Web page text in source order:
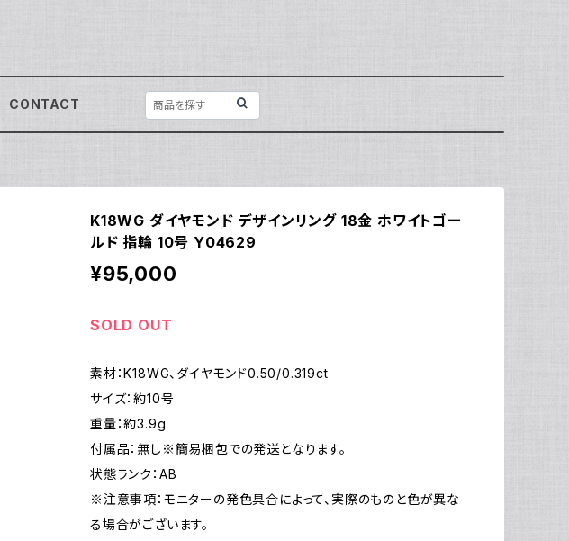
CONTACT
K18WG ダイヤモンド デザインリング 18金 ホワイトゴー
ルド 指輪 10号 Y04629
¥95,000
SOLD OUT
素材：K18WG、ダイヤモンド0.50/0.319ct
サイズ：約10号
重量：約3.9g
付属品：無し※簡易梱包での発送となります。
状態ランク：AB
※注意事項：モニターの発色具合によって、実際のものと色が異な
る場合がございます。